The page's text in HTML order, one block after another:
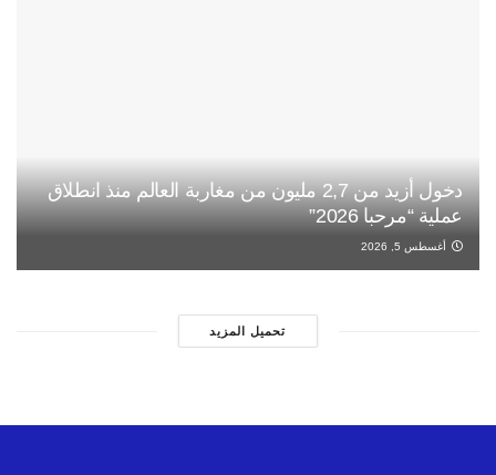
دخول أزيد من 2,7 مليون من مغاربة العالم منذ انطلاق
عملية “مرحبا 2026”
أغسطس 5, 2026
تحميل المزيد